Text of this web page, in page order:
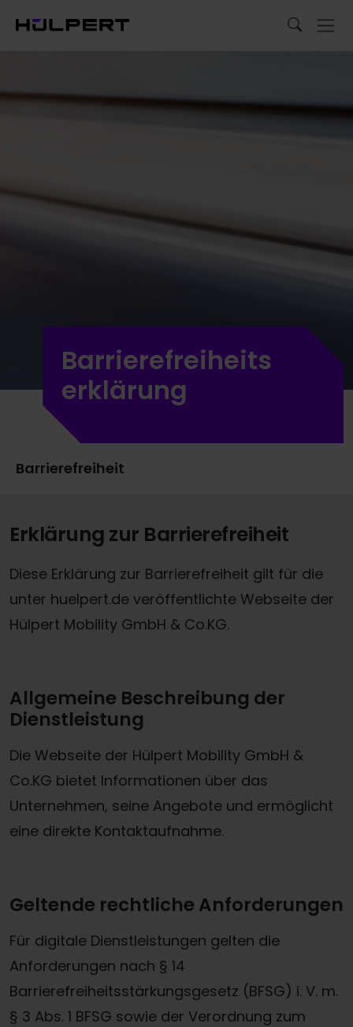
Barrierefreiheits
erklärung
Barrierefreiheit
Erklärung zur Barrierefreiheit
Diese Erklärung zur Barrierefreiheit gilt für die
unter huelpert.de veröffentlichte Webseite der
Hülpert Mobility GmbH & Co.KG.
Allgemeine Beschreibung der
Dienstleistung
Die Webseite der Hülpert Mobility GmbH &
Co.KG bietet Informationen über das
Unternehmen, seine Angebote und ermöglicht
eine direkte Kontaktaufnahme.
Geltende rechtliche Anforderungen
Für digitale Dienstleistungen gelten die
Anforderungen nach § 14
Barrierefreiheitsstärkungsgesetz (BFSG) i. V. m.
§ 3 Abs. 1 BFSG sowie der Verordnung zum